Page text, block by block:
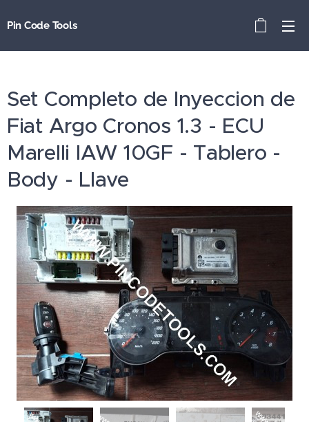
Pin Code Tools
Set Completo de Inyeccion de
Fiat Argo Cronos 1.3 - ECU
Marelli IAW 10GF - Tablero -
Body - Llave